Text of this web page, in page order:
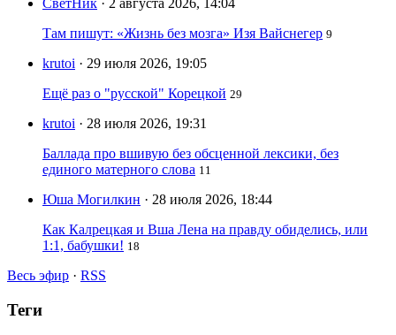
СветНик · 2 августа 2026, 14:04
Там пишут: «Жизнь без мозга» Изя Вайснегер 9
krutoi · 29 июля 2026, 19:05
Ещё раз о "русской" Корецкой 29
krutoi · 28 июля 2026, 19:31
Баллада про вшивую без обсценной лексики, без
единого матерного слова 11
Юша Могилкин · 28 июля 2026, 18:44
Как Калрецкая и Вша Лена на правду обиделись, или
1:1, бабушки! 18
Весь эфир · RSS
Теги